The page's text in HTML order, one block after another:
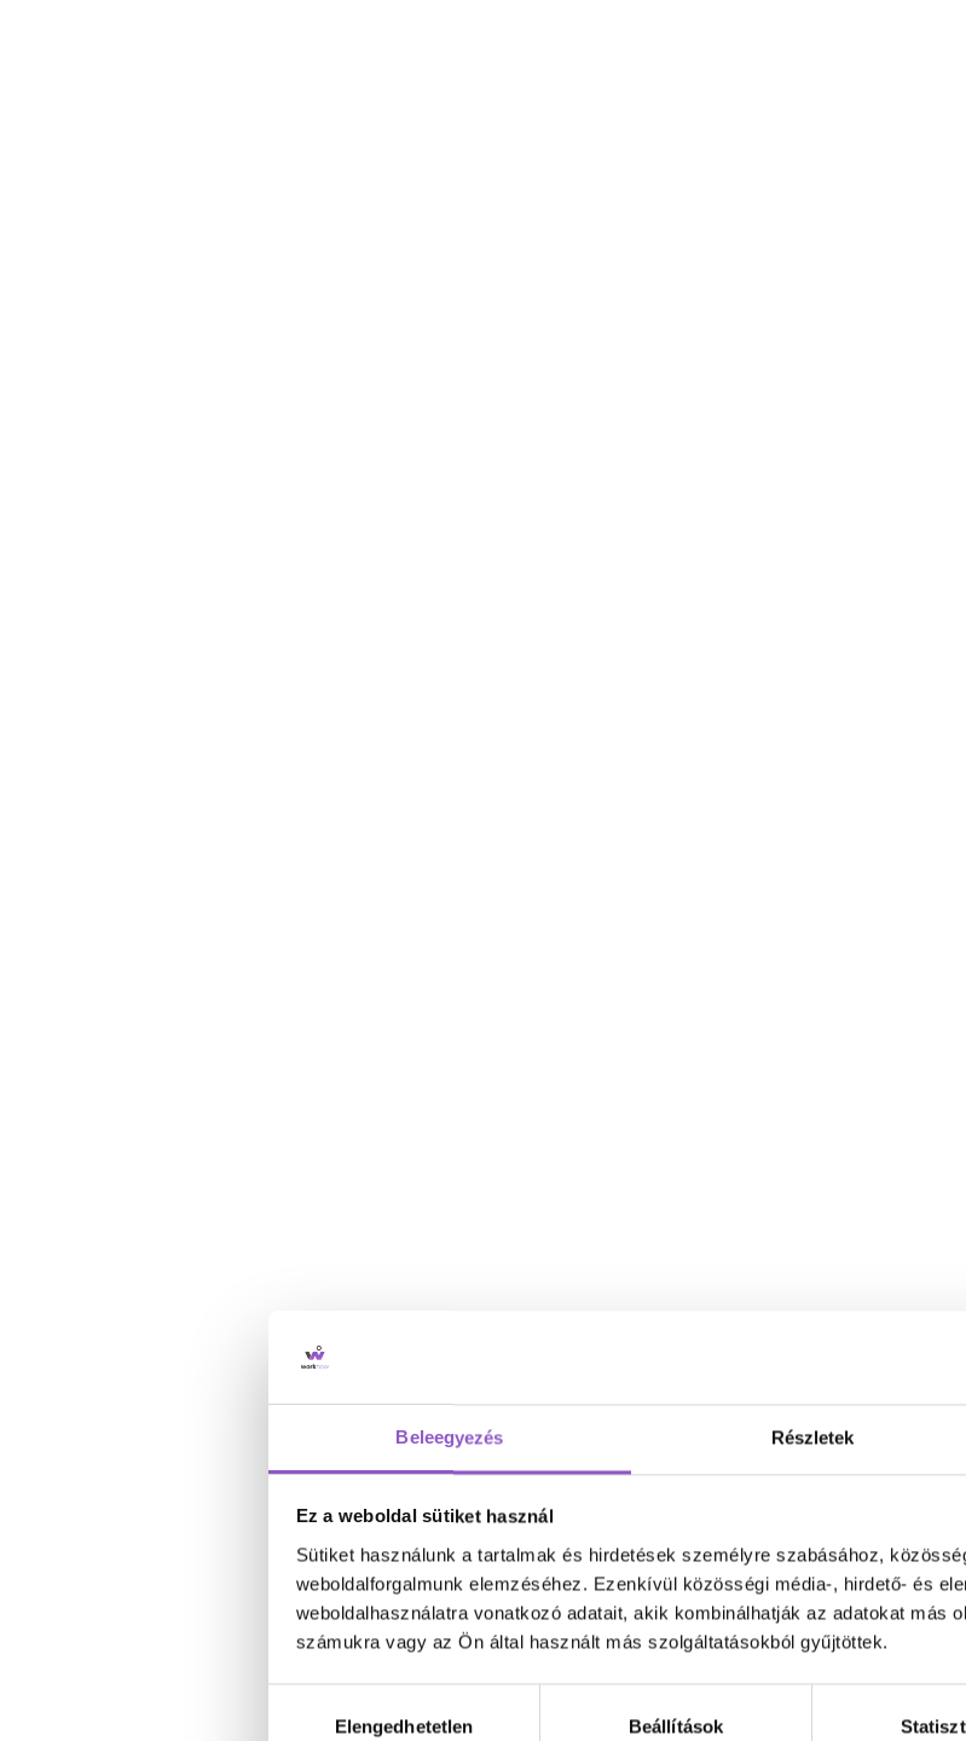
Beleegyezés Részletek
Ez a weboldal sütiket használ
Sütiket használunk a tartalmak és hirdetések személyre szabásához,
weboldalforgalmunk elemzéséhez. Ezenkívül közösségi média-, hirdető- és
weboldalhasználatra vonatkozó adatait, akik kombinálhatják az adatokat más
számukra vagy az Ön által használt más szolgáltatásokból gyűjtöttek.
kiválasztásaElengedhetetlen Beállítások